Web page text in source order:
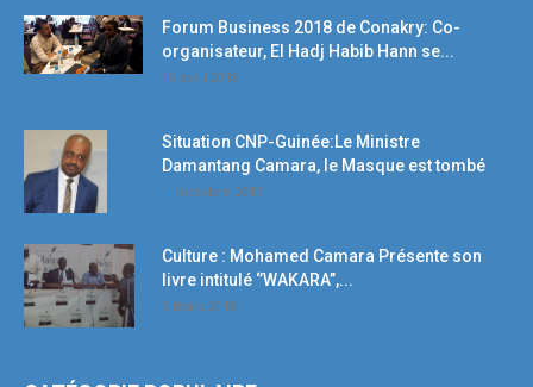
Forum Business 2018 de Conakry: Co-
organisateur, El Hadj Habib Hann se...
19 avril 2018
Situation CNP-Guinée:Le Ministre
Damantang Camara, le Masque est tombé
11 octobre 2017
Culture : Mohamed Camara Présente son
livre intitulé ‘’WAKARA’’,...
5 mars 2018